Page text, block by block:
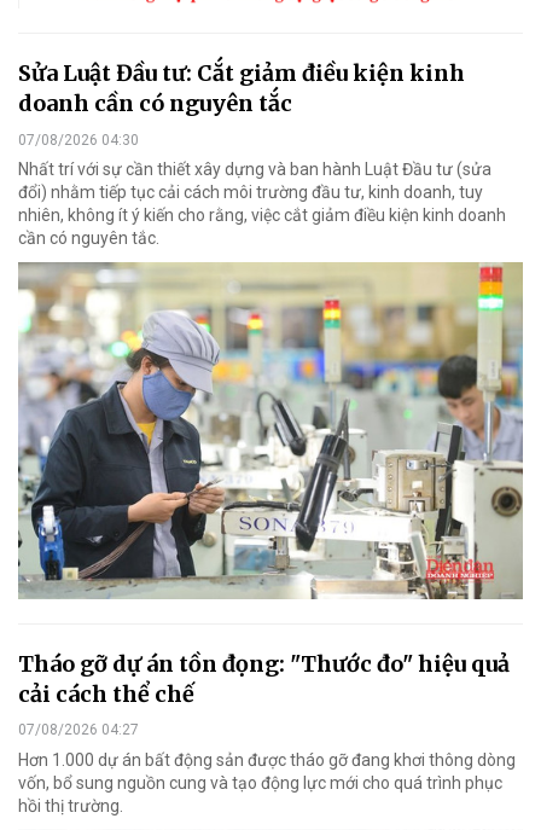
Sửa Luật Đầu tư: Cắt giảm điều kiện kinh
doanh cần có nguyên tắc
07/08/2026 04:30
Nhất trí với sự cần thiết xây dựng và ban hành Luật Đầu tư (sửa
đổi) nhằm tiếp tục cải cách môi trường đầu tư, kinh doanh, tuy
nhiên, không ít ý kiến cho rằng, việc cắt giảm điều kiện kinh doanh
cần có nguyên tắc.
Tháo gỡ dự án tồn đọng: "Thước đo" hiệu quả
cải cách thể chế
07/08/2026 04:27
Hơn 1.000 dự án bất động sản được tháo gỡ đang khơi thông dòng
vốn, bổ sung nguồn cung và tạo động lực mới cho quá trình phục
hồi thị trường.